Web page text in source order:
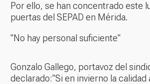
Por ello, se han concentrado este
puertas del SEPAD en Mérida.
"No hay personal suficiente"
Gonzalo Gallego, portavoz del
declarado:"Si en invierno la calidad